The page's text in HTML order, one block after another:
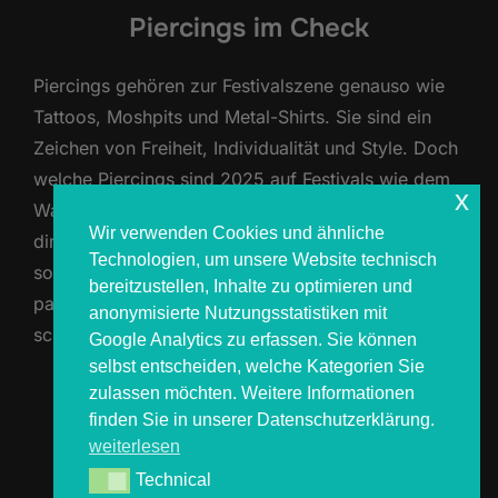
Piercings im Check
Piercings gehören zur Festivalszene genauso wie
Tattoos, Moshpits und Metal-Shirts. Sie sind ein
Zeichen von Freiheit, Individualität und Style. Doch
welche Piercings sind 2025 auf Festivals wie dem
Wacken Open Air besonders gefragt? Wir zeigen
dir die Top-Piercings, die nicht nur rocken,
sondern auch perfekt zu deinem Festival-Look
passen. 1️⃣ Nostril-Piercing Klassisch, vielseitig und
schnell …
MEHRÜBER „DIE BELIEBTESTEN
LESEN
Wir verwenden Cookies und ähnliche
Technologien, um unsere Website technisch
bereitzustellen, Inhalte zu optimieren und
anonymisierte Nutzungsstatistiken mit
Google Analytics zu erfassen. Sie können
selbst entscheiden, welche Kategorien Sie
zulassen möchten. Weitere Informationen
finden Sie in unserer Datenschutzerklärung.
weiterlesen
TechnicalTechnical
x